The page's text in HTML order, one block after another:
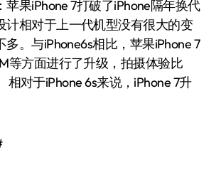
果iPhone 7打破了iPhone隔年换代
计相对于上一代机型没有很大的变
。与iPhone6s相比，苹果iPhone 7
等方面进行了升级，拍摄体验比
相对于iPhone 6s来说，iPhone 7升